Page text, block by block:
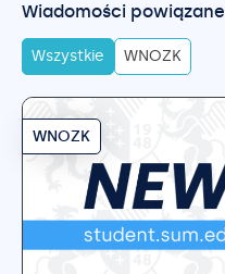
Wiadomości powiązane
WNOZK
Wszystkie
WNOZK